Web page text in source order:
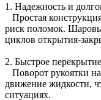
1. Надежность и
Простая
риск поломок.
циклов открытия-
2. Быстрое
Поворот рукоятки
движение жидкости,
ситуациях.